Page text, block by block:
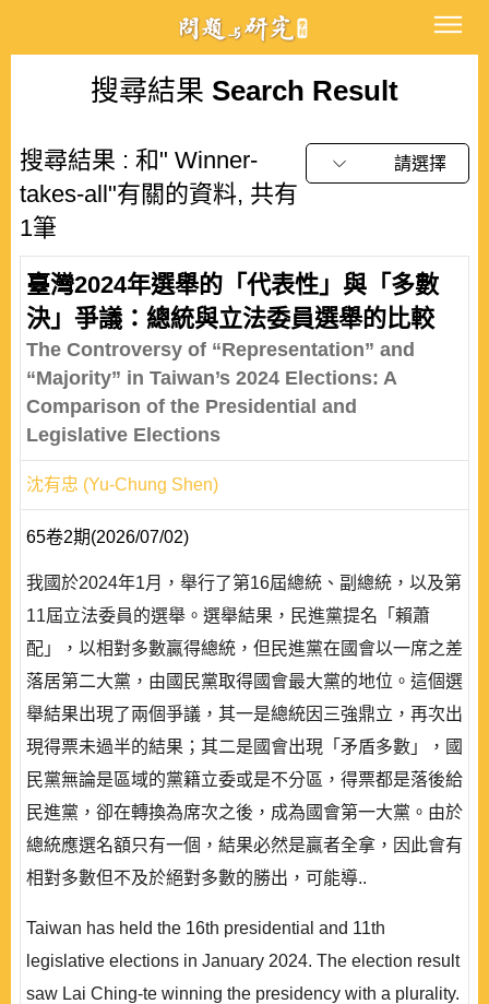
搜尋結果 Search Result
搜尋結果 : 和" Winner-
takes-all"有關的資料, 共有
1筆
請選擇
臺灣2024年選舉的「代表性」與「多數
決」爭議：總統與立法委員選舉的比較
The Controversy of “Representation” and
“Majority” in Taiwan’s 2024 Elections: A
Comparison of the Presidential and
Legislative Elections
沈有忠 (Yu-Chung Shen)
65卷2期(2026/07/02)
我國於2024年1月，舉行了第16屆總統、副總統，以及第
11屆立法委員的選舉。選舉結果，民進黨提名「賴蕭
配」，以相對多數贏得總統，但民進黨在國會以一席之差
落居第二大黨，由國民黨取得國會最大黨的地位。這個選
舉結果出現了兩個爭議，其一是總統因三強鼎立，再次出
現得票未過半的結果；其二是國會出現「矛盾多數」，國
民黨無論是區域的黨籍立委或是不分區，得票都是落後給
民進黨，卻在轉換為席次之後，成為國會第一大黨。由於
總統應選名額只有一個，結果必然是贏者全拿，因此會有
相對多數但不及於絕對多數的勝出，可能導..
Taiwan has held the 16th presidential and 11th
legislative elections in January 2024. The election result
saw Lai Ching-te winning the presidency with a plurality.